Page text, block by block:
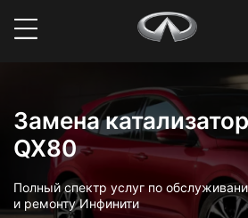
Замена
QX80
Полный спектр услуг по
и ремонту Инфинити